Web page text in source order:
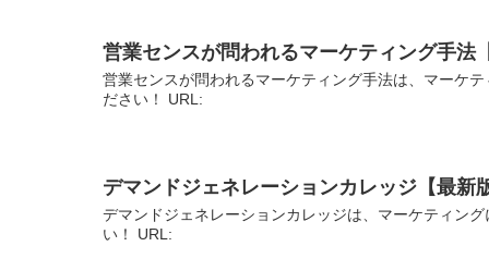
営業センスが問われるマーケティング手法
営業センスが問われるマーケティング手法は、マーケ
ださい！ URL:
デマンドジェネレーションカレッジ【最新版
デマンドジェネレーションカレッジは、マーケティン
い！ URL: